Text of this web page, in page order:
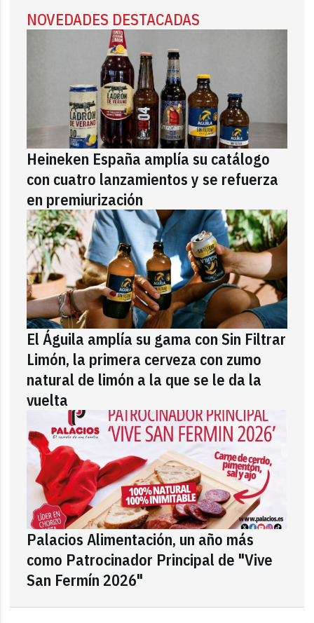
NOVEDADES DESTACADAS
Heineken España amplía su catálogo
con cuatro lanzamientos y se refuerza
en premiurización
El Águila amplía su gama con Sin Filtrar
Limón, la primera cerveza con zumo
natural de limón a la que se le da la
vuelta
Palacios Alimentación, un año más
como Patrocinador Principal de "Vive
San Fermín 2026"